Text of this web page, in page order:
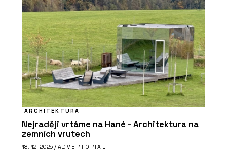
ARCHITEKTURA
Nejraději vrtáme na Hané - Architektura na
zemních vrutech
18. 12. 2025 / ADVERTORIAL